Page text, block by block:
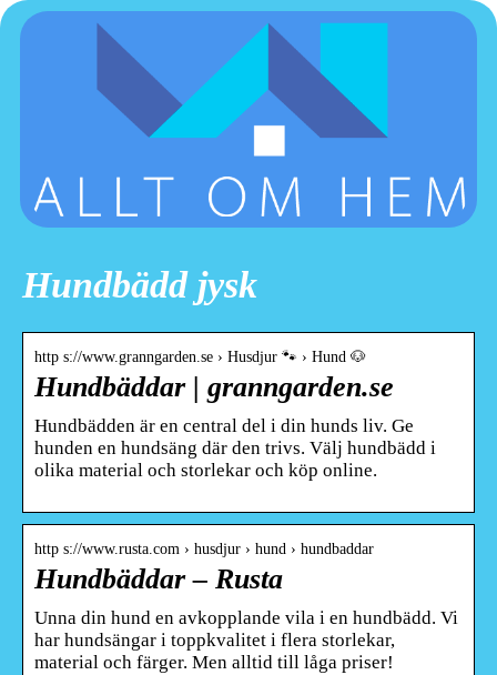
Hundbädd jysk
http s://www.granngarden.se › Husdjur 🐾 › Hund 🐶
Hundbäddar | granngarden.se
Hundbädden är en central del i din hunds liv. Ge
hunden en hundsäng där den trivs. Välj hundbädd i
olika material och storlekar och köp online.
http s://www.rusta.com › husdjur › hund › hundbaddar
Hundbäddar – Rusta
Unna din hund en avkopplande vila i en hundbädd. Vi
har hundsängar i toppkvalitet i flera storlekar,
material och färger. Men alltid till låga priser!